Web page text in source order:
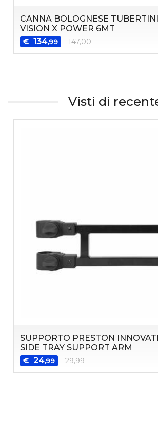
CANNA BOLOGNESE
VISION X POWER 6MT
€ 134,99 147,00
Visti di
SUPPORTO PRESTON
SIDE TRAY SUPPORT ARM
€ 24,99 29,99